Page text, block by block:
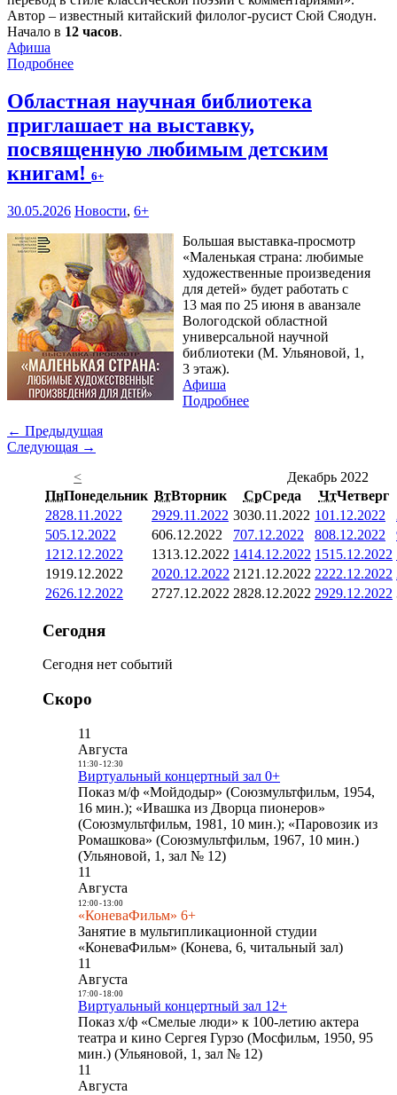
Автор – известный китайский филолог-русист Сюй Сяодун.
Начало в 12 часов.
Афиша
Подробнее
Областная научная библиотека
приглашает на выставку,
посвященную любимым детским
книгам! 6+
30.05.2026 Новости, 6+
Большая выставка-просмотр
«Маленькая страна: любимые
художественные произведения
для детей» будет работать с
13 мая по 25 июня в аванзале
Вологодской областной
универсальной научной
библиотеки (М. Ульяновой, 1,
3 этаж).
Афиша
Подробнее
← Предыдущая
Следующая →
<
Декабрь 2022
ПнПонедельник ВтВторник СрСреда ЧтЧетверг
2828.11.2022 2929.11.2022 3030.11.2022 101.12.2022
505.12.2022 606.12.2022 707.12.2022 808.12.2022
1212.12.2022 1313.12.2022 1414.12.2022 1515.12.2022
1919.12.2022 2020.12.2022 21 21.12.2022 2222.12.2022
2626.12.2022 2727.12.2022 2828.12.2022 2929.12.2022
Сегодня
Сегодня нет событий
Скоро
11
Августа
11:30- 12:30
Виртуальный концертный зал 0+
Показ м/ф «Мойдодыр» (Союзмультфильм, 1954,
16 мин.); «Ивашка из Дворца пионеров»
(Союзмультфильм, 1981, 10 мин.); «Паровозик из
Ромашкова» (Союзмультфильм, 1967, 10 мин.)
(Ульяновой, 1, зал № 12)
11
Августа
12:00- 13:00
«КоневаФильм» 6+
Занятие в мультипликационной студии
«КоневаФильм» (Конева, 6, читальный зал)
11
Августа
17:00- 18:00
Виртуальный концертный зал 12+
Показ х/ф «Смелые люди» к 100-летию актера
театра и кино Сергея Гурзо (Мосфильм, 1950, 95
мин.) (Ульяновой, 1, зал № 12)
11
Августа